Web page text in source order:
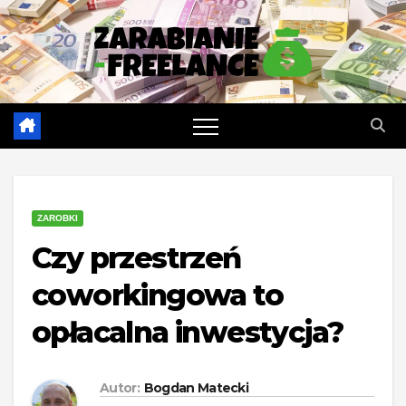
Skip
to
content
ZAROBKI
Czy przestrzeń
coworkingowa to
opłacalna inwestycja?
Autor: Bogdan Matecki